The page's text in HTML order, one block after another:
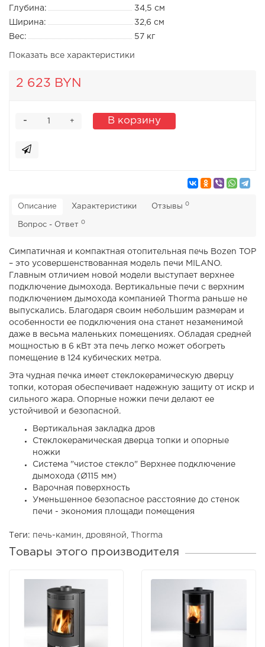
Глубина:
34,5 см
Ширина:
32,6 см
Вес:
57 кг
Показать все характеристики
2 623 BYN
+
- В корзину
Описание Характеристики Отзывы 0
Вопрос - Ответ 0
Симпатичная и компактная отопительная печь Bozen TOP
– это усовершенствованная модель печи MILANO.
Главным отличием новой модели выступает верхнее
подключение дымохода. Вертикальные печи с верхним
подключением дымохода компанией Thorma раньше не
выпускались. Благодаря своим небольшим размерам и
особенности ее подключения она станет незаменимой
даже в весьма маленьких помещениях. Обладая средней
мощностью в 6 кВт эта печь легко может обогреть
помещение в 124 кубических метра.
Эта чудная печка имеет стеклокерамическую дверцу
топки, которая обеспечивает надежную защиту от искр и
сильного жара. Опорные ножки печи делают ее
устойчивой и безопасной.
Вертикальная закладка дров
Стеклокерамическая дверца топки и опорные
ножки
Система "чистое стекло" Верхнее подключение
дымохода (Ø115 мм)
Варочная поверхность
Уменьшенное безопасное расстояние до стенок
печи - экономия площади помещения
Теги: печь-камин дровяной Thorma
Товары этого производителя